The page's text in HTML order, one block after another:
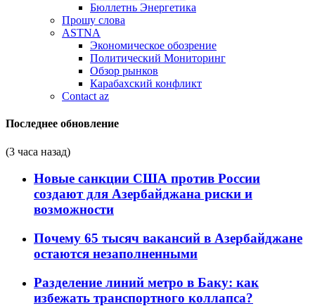
Бюллетнь Энергетика
Прошу слова
ASTNA
Экономическое обозрение
Политический Мониторинг
Обзор рынков
Карабахский конфликт
Contact az
Последнее обновление
(3 часа назад)
Новые санкции США против России
создают для Азербайджана риски и
возможности
Почему 65 тысяч вакансий в Азербайджане
остаются незаполненными
Разделение линий метро в Баку: как
избежать транспортного коллапса?